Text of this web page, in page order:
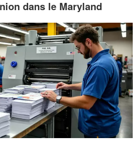
dans le Maryland